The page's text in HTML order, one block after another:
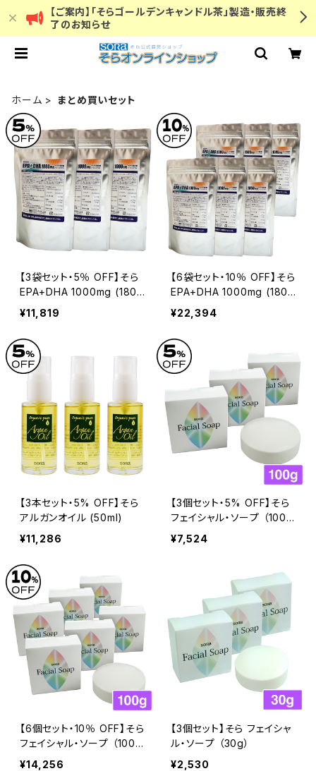
【ご案内】「そらゴールデンキャンドル茶」製造・販売終
了のお知らせ
ホーム まとめ買いセット
【3袋セット・5％ OFF】そら
EPA+DHA 1000mg (180
粒入)
¥11,819
【6袋セット・10％ OFF】そら
EPA+DHA 1000mg (180
粒入)
¥22,394
【3本セット・5% OFF】そら
アルガンオイル (50ml)
¥11,286
【3個セット・5% OFF】そら
フェイシャル・ソープ （100
g）
¥7,524
【6個セット・10％ OFF】そら
フェイシャル・ソープ （100
g）
¥14,256
【3個セット】そら フェイシャ
ル・ソープ （30g）
¥2,530